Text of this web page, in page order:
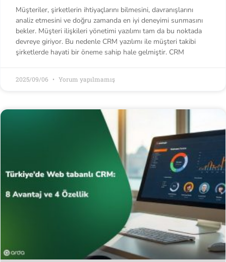
Müşteriler, şirketlerin ihtiyaçlarını bilmesini, davranışlarını
analiz etmesini ve doğru zamanda en iyi deneyimi sunmasını
bekler. Müşteri ilişkileri yönetimi yazılımı tam da bu noktada
devreye giriyor. Bu nedenle CRM yazılımı ile müşteri takibi
şirketlerde hayati bir öneme sahip hale gelmiştir. CRM
2025/09/06 Yorum yapılmamış